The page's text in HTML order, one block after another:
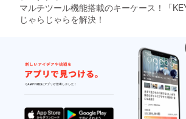
マルチツール機能搭載のキーケース！「
じゃらじゃらを解決！